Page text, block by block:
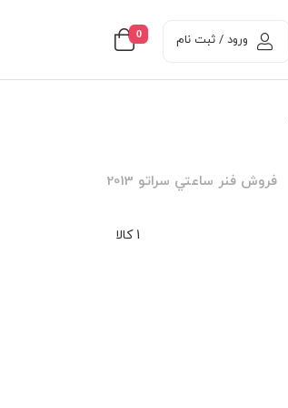
0 ورود / ثبت نام
فروش فنر ساعتي سراتو 2013
1 کالا